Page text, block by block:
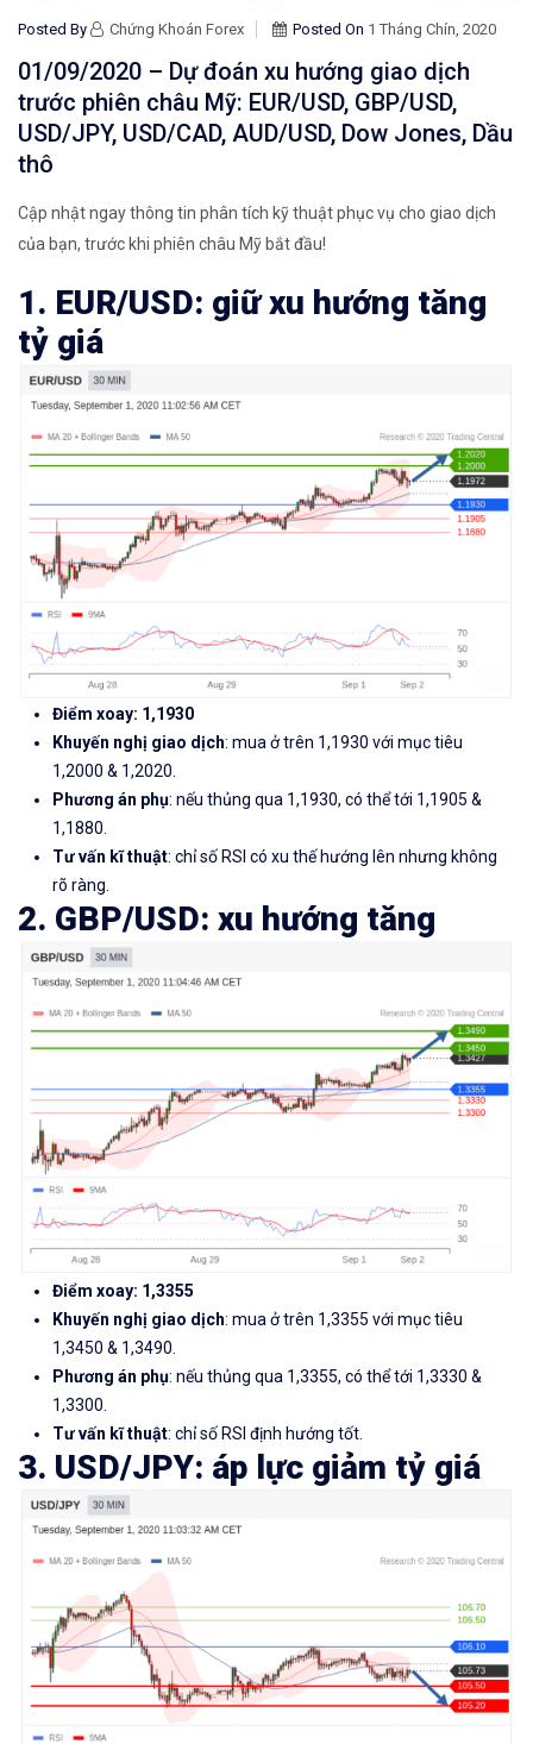
Posted By Chứng Khoán Forex Posted On 1 Tháng Chín, 2020
01/09/2020 – Dự đoán xu hướng giao dịch
trước phiên châu Mỹ: EUR/USD, GBP/USD,
USD/JPY, USD/CAD, AUD/USD, Dow Jones, Dầu
thô
Cập nhật ngay thông tin phân tích kỹ thuật phục vụ cho giao dịch
của bạn, trước khi phiên châu Mỹ bắt đầu!
1. EUR/USD: giữ xu hướng tăng
tỷ giá
Điểm xoay: 1,1930
Khuyến nghị giao dịch: mua ở trên 1,1930 với mục tiêu
1,2000 & 1,2020.
Phương án phụ: nếu thủng qua 1,1930, có thể tới 1,1905 &
1,1880.
Tư vấn kĩ thuật: chỉ số RSI có xu thế hướng lên nhưng không
rõ ràng.
2. GBP/USD: xu hướng tăng
Điểm xoay: 1,3355
Khuyến nghị giao dịch: mua ở trên 1,3355 với mục tiêu
1,3450 & 1,3490.
Phương án phụ: nếu thủng qua 1,3355, có thể tới 1,3330 &
1,3300.
Tư vấn kĩ thuật: chỉ số RSI định hướng tốt.
3. USD/JPY: áp lực giảm tỷ giá